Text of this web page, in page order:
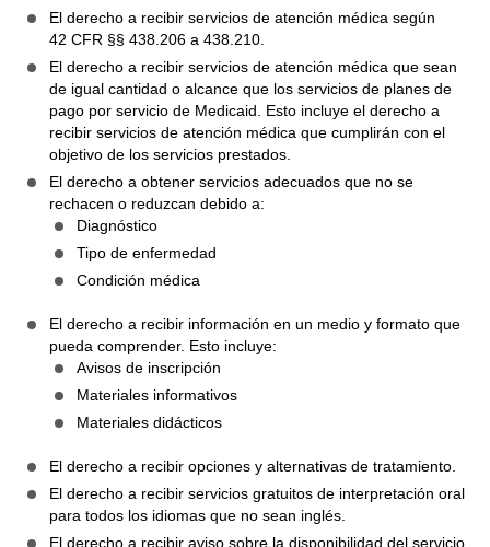
El derecho a recibir servicios de atención médica según
42 CFR §§ 438.206 a 438.210.
El derecho a recibir servicios de atención médica que sean
de igual cantidad o alcance que los servicios de planes de
pago por servicio de Medicaid. Esto incluye el derecho a
recibir servicios de atención médica que cumplirán con el
objetivo de los servicios prestados.
El derecho a obtener servicios adecuados que no se
rechacen o reduzcan debido a:
Diagnóstico
Tipo de enfermedad
Condición médica
El derecho a recibir información en un medio y formato que
pueda comprender. Esto incluye:
Avisos de inscripción
Materiales informativos
Materiales didácticos
El derecho a recibir opciones y alternativas de tratamiento.
El derecho a recibir servicios gratuitos de interpretación oral
para todos los idiomas que no sean inglés.
El derecho a recibir aviso sobre la disponibilidad del servicio